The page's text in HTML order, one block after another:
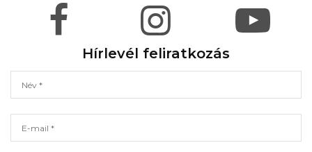
Hírlevél feliratkozás